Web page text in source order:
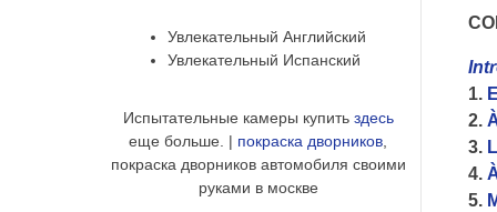
1.
2.
3.
4.
5.
Увлекательный Английский
Увлекательный Испанский
Испытательные камеры купить здесь
еще больше. | покраска дворников
покраска дворников автомобиля своими
руками в москве